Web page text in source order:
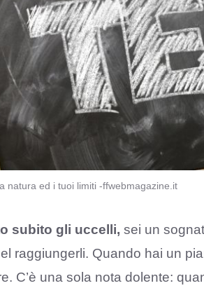
natura ed i tuoi limiti -ffwebmagazine.it
subito gli uccelli, sei un
raggiungerli. Quando hai un
C’è una sola nota dolente: